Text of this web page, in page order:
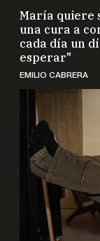
María quiere
una cura a
cada día un
esperar"
EMILIO CABRERA